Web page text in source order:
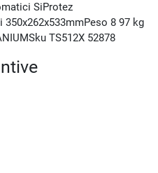
SiProtez
8 97 kg
TS512X 52878